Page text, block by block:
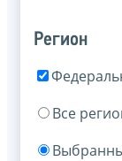
Регион
Все